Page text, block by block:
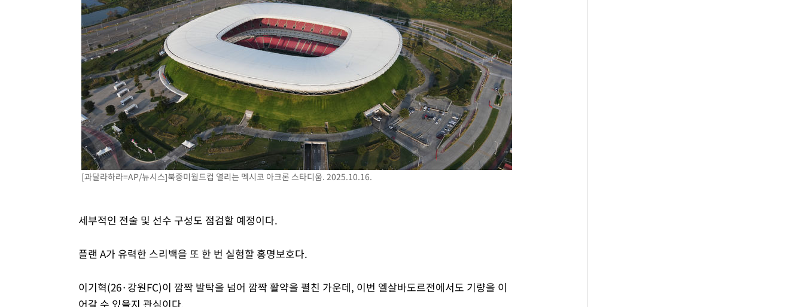
[과달라하라=AP/뉴시스]북중미월드컵 열리는 멕시코 아크론 스타디움. 2025.10.16.
세부적인 전술 및 선수 구성도 점검할 예정이다.
플랜 A가 유력한 스리백을 또 한 번 실험할 홍명보호다.
이기혁(26·강원FC)이 깜짝 발탁을 넘어 깜짝 활약을 펼친 가운데, 이번 엘살바도르전에서도 기량을 이
어갈 수 있을지 관심이다.